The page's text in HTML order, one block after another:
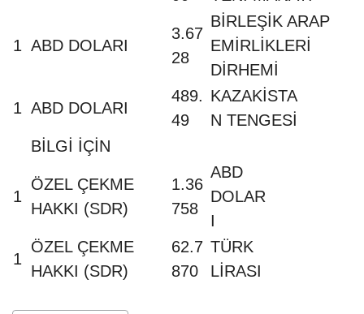
1 ABD DOLARI
3.67
28
BİRLEŞİK ARAP
EMİRLİKLERİ
DİRHEMİ
1 ABD DOLARI
489.
49
KAZAKİSTA
N TENGESİ
BİLGİ İÇİN
1
ÖZEL ÇEKME
HAKKI (SDR)
1.36
758
ABD
DOLAR
I
1
ÖZEL ÇEKME
HAKKI (SDR)
62.7
870
TÜRK
LİRASI